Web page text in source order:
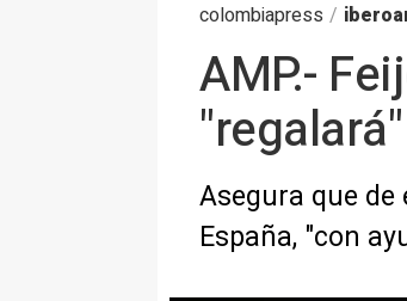
colombiapress /
AMP.-
Asegura que
España, "con